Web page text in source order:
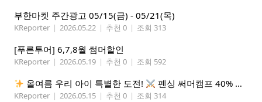
부한마켓 주간광고 05/15(금) - 05/21(목)
KReporter | 2026.05.22 | 추천 0 | 조회 313
[푸른투어] 6,7,8월 썸머할인
KReporter | 2026.05.19 | 추천 0 | 조회 592
올여름 우리 아이 특별한 도전! 펜싱 써머캠프 40% 선착순 할인
KReporter | 2026.05.15 | 추천 0 | 조회 314